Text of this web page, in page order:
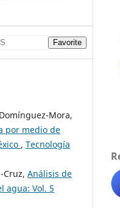
Favorite
Mora,
por medio de
, Tecnología
Cruz, Análisis de
agua: Vol. 5